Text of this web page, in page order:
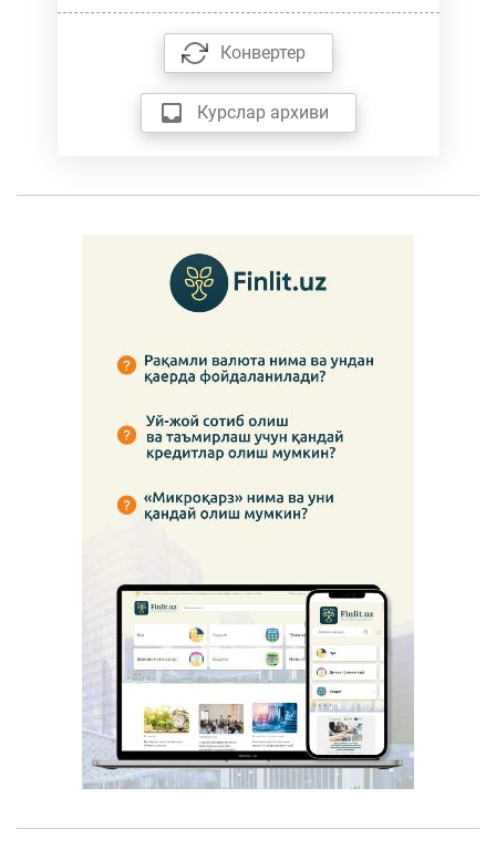
Конвертер
Курслар архиви